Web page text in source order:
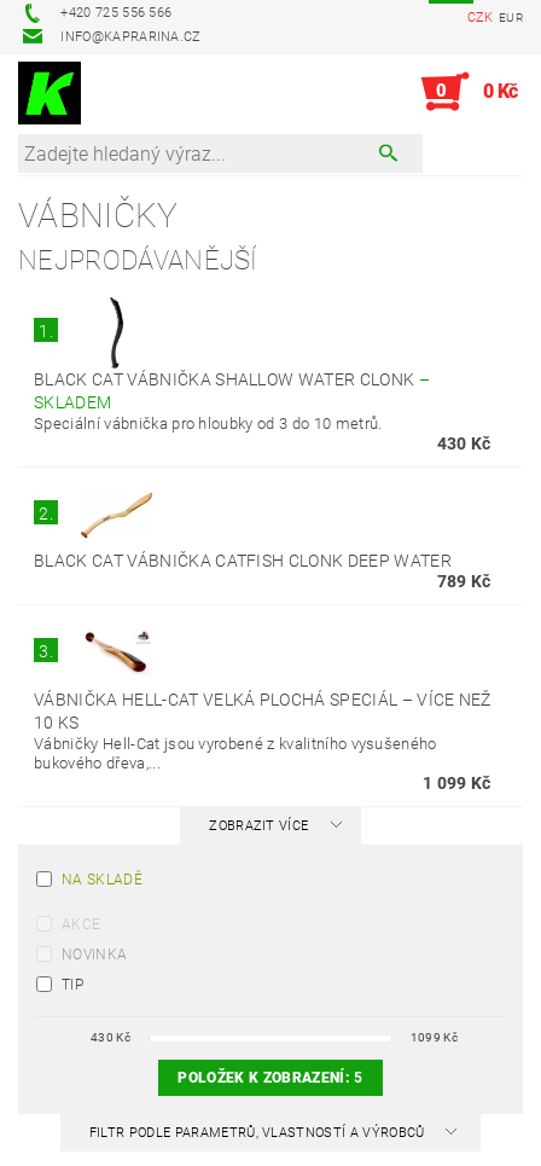
+420 725 556 566
INFO@KAPRARINA.CZ
CZK EUR
0 0 Kč
VÁBNIČKY
NEJPRODÁVANĚJŠÍ
1.
BLACK CAT VÁBNIČKA SHALLOW WATER CLONK –
SKLADEM
Speciální vábnička pro hloubky od 3 do 10 metrů.
430 Kč
2.
BLACK CAT VÁBNIČKA CATFISH CLONK DEEP WATER
789 Kč
3.
VÁBNIČKA HELL-CAT VELKÁ PLOCHÁ SPECIÁL –VÍCE NEŽ
10 KS
Vábničky Hell-Cat jsou vyrobené z kvalitního vysušeného
bukového dřeva,...
1 099 Kč
ZOBRAZIT VÍCE
NA SKLADĚ
AKCE
NOVINKA
TIP
430 Kč 1099 Kč
POLOŽEK K ZOBRAZENÍ:5
FILTR PODLE PARAMETRŮ, VLASTNOSTÍ A VÝROBCŮ